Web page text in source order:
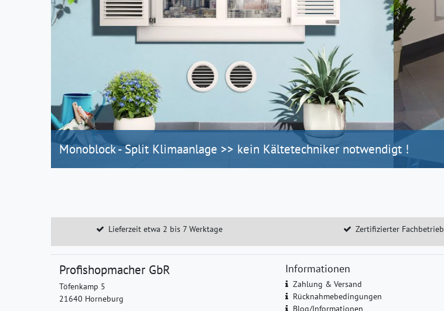
Monoblock - Split Klimaanlage >> kein Kältetechniker notwendigt !
Lieferzeit etwa 2 bis 7 Werktage Zertifizierter Fachbetrieb
Profishopmacher GbR
Töfenkamp 5
21640 Horneburg
Informationen
Zahlung & Versand
Rücknahmebedingungen
Blog/Informationen